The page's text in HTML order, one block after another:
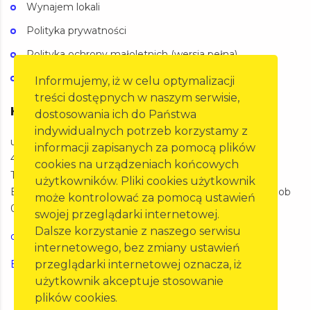
Wynajem lokali
Polityka prywatności
Polityka ochrony małoletnich (wersja pełna)
Polityka ochrony małoletnich (wersja skrócona)
Kontakt
ul. Oleska 125a,
45-231 Opole
Telefon: 77 455 60 27
BIURO Pon-Pt 07:00-15:00 SKP Pon-Pt 07:00-20:00 Sob
07:00-15:00
opole@pzm.pl
Erste Bank Polska 21 1500 1575 1215 7000 1742 0000
Informujemy, iż w celu optymalizacji
treści dostępnych w naszym serwisie,
dostosowania ich do Państwa
indywidualnych potrzeb korzystamy z
informacji zapisanych za pomocą plików
cookies na urządzeniach końcowych
użytkowników. Pliki cookies użytkownik
może kontrolować za pomocą ustawień
swojej przeglądarki internetowej.
Dalsze korzystanie z naszego serwisu
internetowego, bez zmiany ustawień
przeglądarki internetowej oznacza, iż
użytkownik akceptuje stosowanie
plików cookies.